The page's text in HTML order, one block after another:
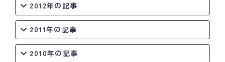
2012年の記事
2011年の記事
2010年の記事